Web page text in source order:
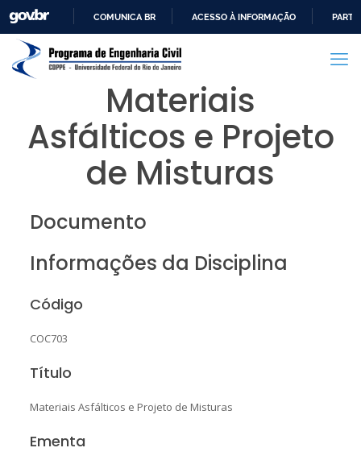
PARA
CONTEÚDO
COMUNICA BR ACESSO À INFORMAÇÃO
Materiais
Asfálticos e Projeto
de Misturas
Documento
Informações da Disciplina
Código
COC703
Título
Materiais Asfálticos e Projeto de Misturas
Ementa